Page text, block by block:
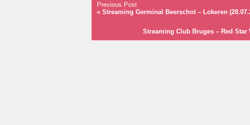
Previous Post
«Streaming Germinal Beerschot – Lokeren
Streaming Club Bruges – Red Star